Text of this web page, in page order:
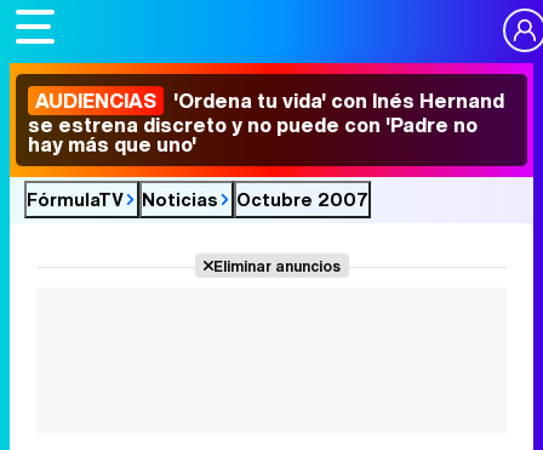
AUDIENCIAS 'Ordena tu vida' con Inés Hernand
se estrena discreto y no puede con 'Padre no
hay más que uno'
FórmulaTV Noticias Octubre 2007
Eliminar anuncios